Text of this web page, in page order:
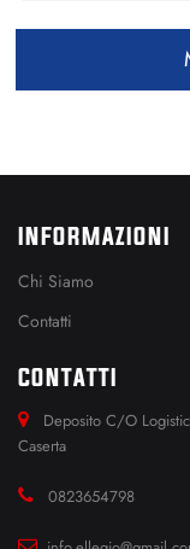
INFORMAZIONI
Chi Siamo
Contatti
CONTATTI
Deposito C/O
Caserta
0823654798